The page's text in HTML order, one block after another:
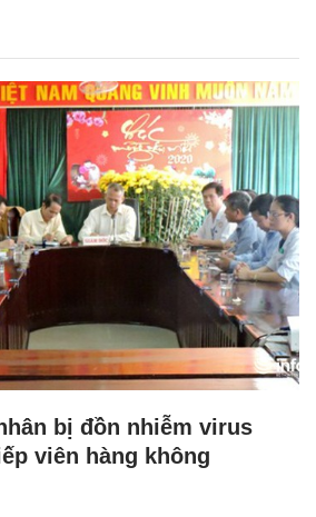
bị đồn nhiễm virus
viên hàng không